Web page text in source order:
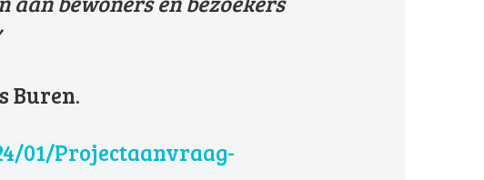
Buren.
01/Projectaanvraag-